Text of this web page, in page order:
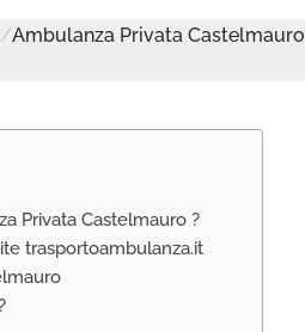
/Ambulanza Privata Castelmauro
Privata Castelmauro ?
trasportoambulanza.it